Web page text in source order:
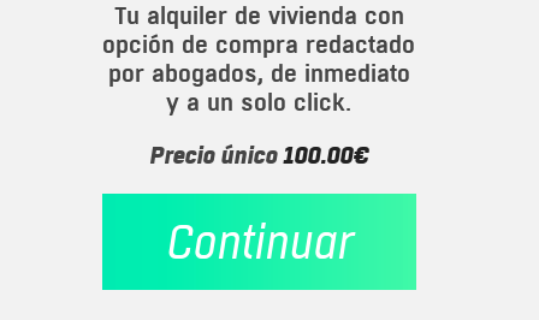
Tu alquiler de vivienda con
opción de compra redactado
por abogados, de inmediato
y a un solo click.
Precio único100.00€
Continuar